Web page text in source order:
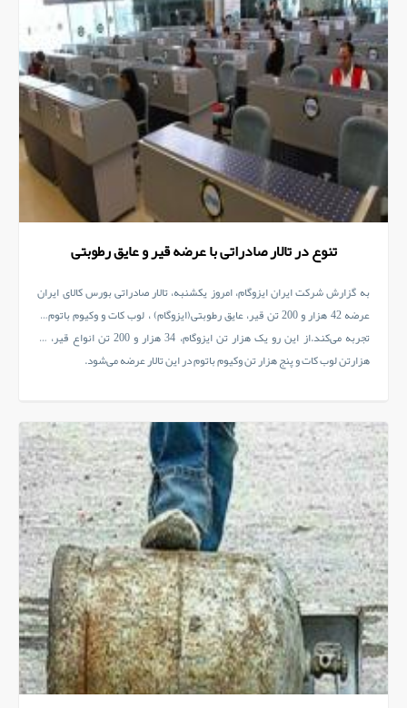
تنوع در تالار صادراتی با عرضه قیر و عایق رطوبتی
به گزارش شرکت ایران ایزوگام، امروز یکشنبه، تالار صادراتی بورس کالای ایران
عرضه 42 هزار و 200 تن قیر، عایق رطوبتی(ایزوگام) ، لوب کات و وکیوم باتوم را
تجربه می‌کند.از این رو یک هزار تن ایزوگام، 34 هزار و 200 تن انواع قیر، دو
هزارتن لوب کات و پنج هزار تن وکیوم باتوم در این تالار عرضه می‌شود.